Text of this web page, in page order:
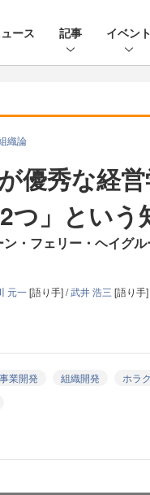
ース 記事 イベント
織論
優秀な経
つ」とい
・フェリー・ヘイグ
元一[語り手] /武井 浩三 [語り手
事業開発 組織開発 ホラ